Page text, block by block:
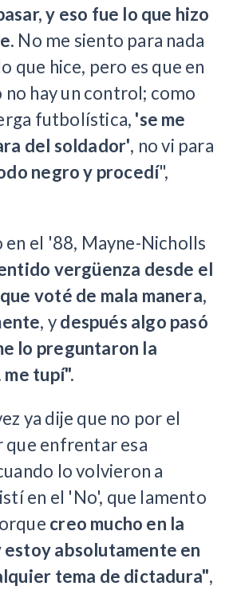
y eso fue lo que hizo
No me siento para nada
que hice, pero es que en
hay un control; como
futbolística, 'se me
del soldador', no vi para
negro y procedí",
en el '88, Mayne-Nicholls
vergüenza desde el
voté de mala manera,
, ydespués algo pasó
lo preguntaron la
tupí".
ya dije que no por el
enfrentar esa
lo volvieron a
en el 'No', que lamento
creo mucho en la
estoy absolutamente en
tema de dictadura",